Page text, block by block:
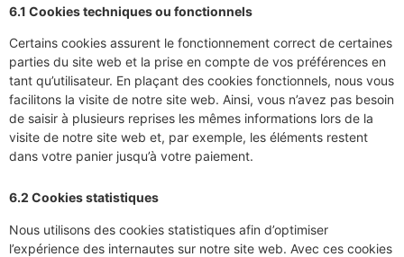
6.1 Cookies techniques ou fonctionnels
Certains cookies assurent le fonctionnement correct de certaines
parties du site web et la prise en compte de vos préférences en
tant qu’utilisateur. En plaçant des cookies fonctionnels, nous vous
facilitons la visite de notre site web. Ainsi, vous n’avez pas besoin
de saisir à plusieurs reprises les mêmes informations lors de la
visite de notre site web et, par exemple, les éléments restent
dans votre panier jusqu’à votre paiement.
6.2 Cookies statistiques
Nous utilisons des cookies statistiques afin d’optimiser
l’expérience des internautes sur notre site web. Avec ces cookies